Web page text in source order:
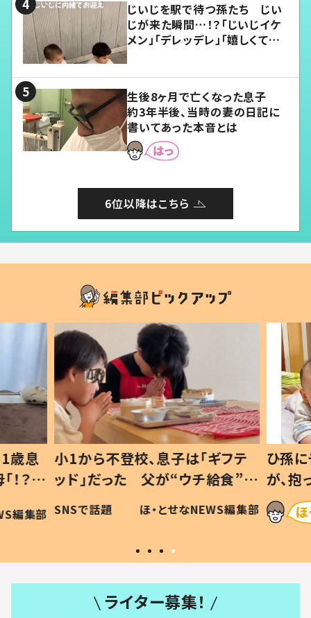
じいじを駅で待つ孫たち じい
じが来た瞬間…！？「じいじイケ
メン」「デレッデレ」「嬉しくて可
生後8ヶ月で亡くなった息子
約3年半後、当時の妻の日記に
書いてあった本音とは
6位以降はこちら
歳息
？」
編集部
小1から不登校、息子は「ギフテ
ッド」だった 父が“ウチ給食”を
作り続ける理由とは #令和の親
#令和の子
SNSで話題 ほ・とせなNEWS編集部
ひ孫
が、
「涙が
い」
ライター募集！